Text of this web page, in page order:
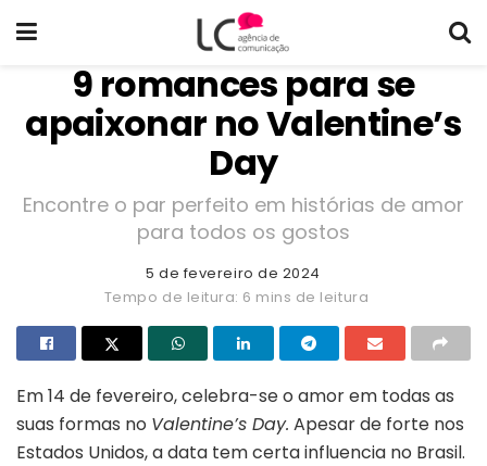
9 romances para se
apaixonar no Valentine’s
Day
Encontre o par perfeito em histórias de amor
para todos os gostos
5 de fevereiro de 2024
Tempo de leitura: 6 mins de leitura
Em 14 de fevereiro, celebra-se o amor em todas as
suas formas no Valentine’s Day. Apesar de forte nos
Estados Unidos, a data tem certa influencia no Brasil.